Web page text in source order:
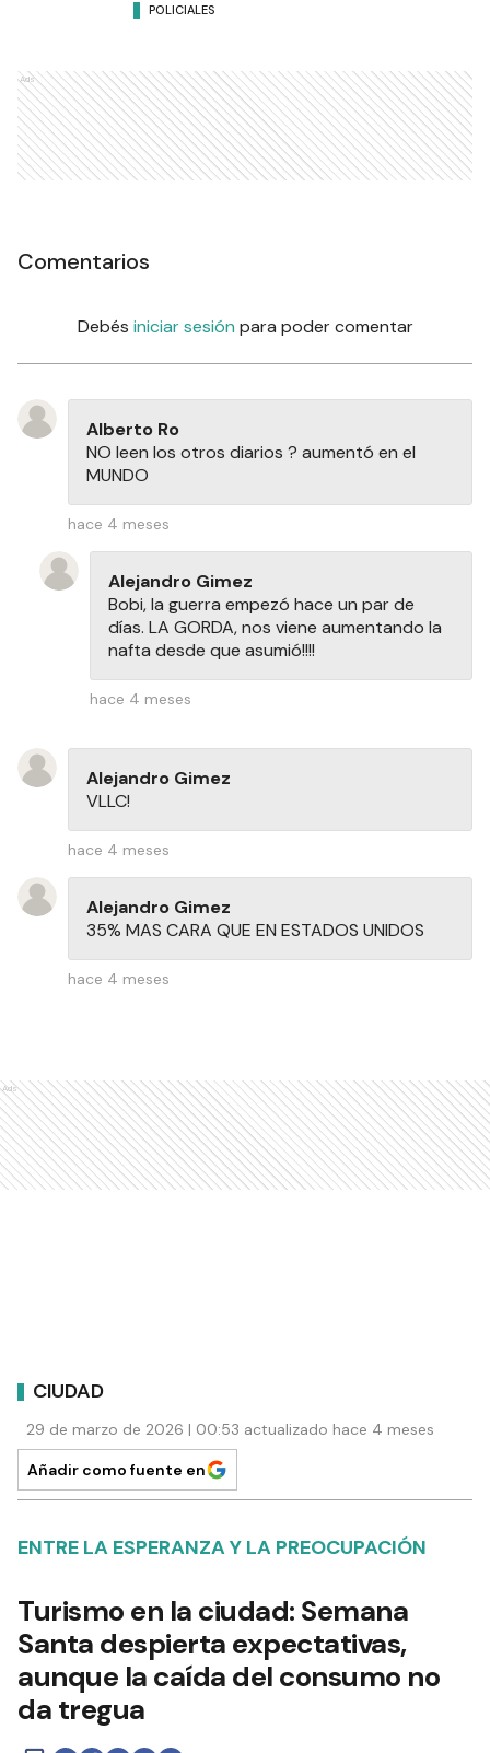
POLICIALES
Ads
Comentarios
Debés iniciar sesión para poder comentar
Alberto Ro
NO leen los otros diarios ? aumentó en el
MUNDO
hace 4 meses
Alejandro Gimez
Bobi, la guerra empezó hace un par de
días. LA GORDA, nos viene aumentando la
nafta desde que asumió!!!!
hace 4 meses
Alejandro Gimez
VLLC!
hace 4 meses
Alejandro Gimez
35% MAS CARA QUE EN ESTADOS UNIDOS
hace 4 meses
Ads
CIUDAD
29 de marzo de 2026 | 00:53 actualizado hace 4 meses
Añadir como fuente en
ENTRE LA ESPERANZA Y LA PREOCUPACIÓN
Turismo en la ciudad: Semana
Santa despierta expectativas,
aunque la caída del consumo no
da tregua